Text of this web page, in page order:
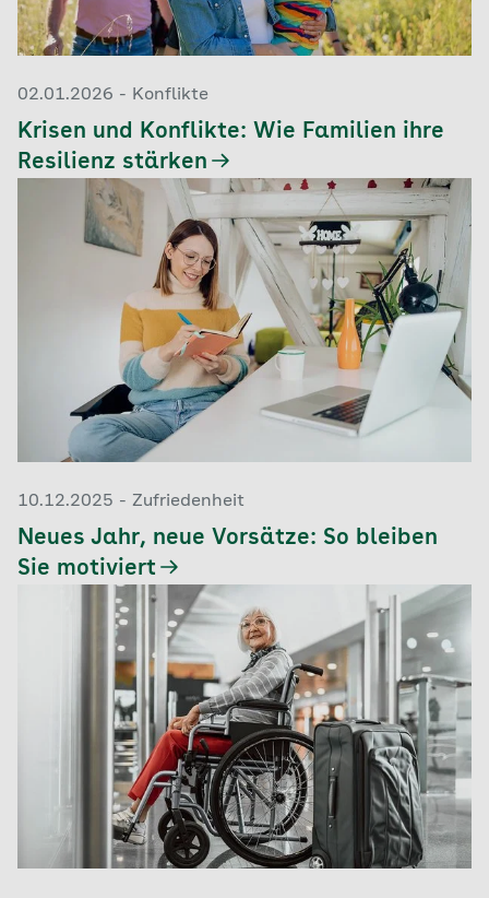
02.01.2026 - Konflikte
Krisen und Konflikte: Wie Familien ihre
Resilienz stärken
10.12.2025 - Zufriedenheit
Neues Jahr, neue Vorsätze: So bleiben
Sie motiviert